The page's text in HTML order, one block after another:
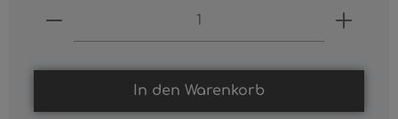
Produkt Anzahl: Gib den
In den Warenkorb